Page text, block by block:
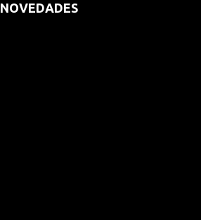
NOVEDADES